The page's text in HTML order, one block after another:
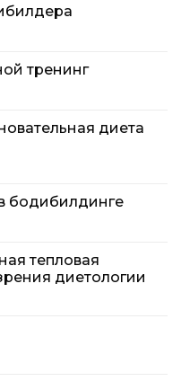
тренинг
диета
бодибилдинге
тепловая
диетологии